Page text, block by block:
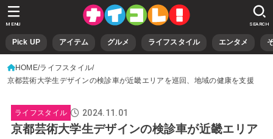
Pick UP アイテム グルメ ライフスタイル エンタメ
SEARCH
MENU
HOME ライフスタイル
京都芸術大学生デザインの検診車が近畿エリアを巡回、地域の健康を支援
ライフスタイル 2024.11.01
京都芸術大学生デザインの検診車が近畿エリア